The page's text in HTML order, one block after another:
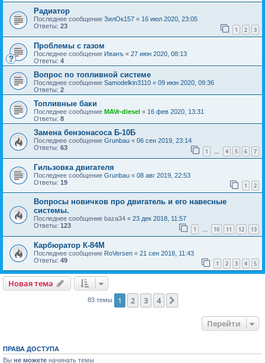
Радиатор
Последнее сообщение ЗилОк157 « 16 июл 2020, 23:05
Ответы: 23 1 2 3
Проблемы с газом
Последнее сообщение Иванъ « 27 июн 2020, 08:13
Ответы: 4
Вопрос по топливной системе
Последнее сообщение Samodelkin3110 « 09 июн 2020, 09:36
Ответы: 2
Топливные баки
Последнее сообщение MAVr-diesel « 16 фев 2020, 13:31
Ответы: 8
Замена бензонасоса Б-10Б
Последнее сообщение Grunbau « 06 сен 2019, 23:14
Ответы: 63 1 … 4 5 6 7
Гильзовка двигателя
Последнее сообщение Grunbau « 08 авг 2019, 22:53
Ответы: 19 1 2
Вопросы новичков про двигатель и его навесные
системы.
Последнее сообщение baza34 « 23 дек 2018, 11:57
Ответы: 123 1 … 10 11 12 13
Карбюратор К-84М
Последнее сообщение RoVersen « 21 сен 2018, 11:43
Ответы: 49 1 2 3 4 5
Новая тема
83 темы 1 2 3 4
Перейти
ПРАВА ДОСТУПА
Вы не можете начинать темы